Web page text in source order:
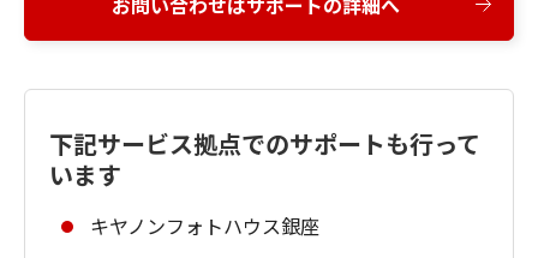
下記サービス拠点でのサポートも行って
います
キヤノンフォトハウス銀座